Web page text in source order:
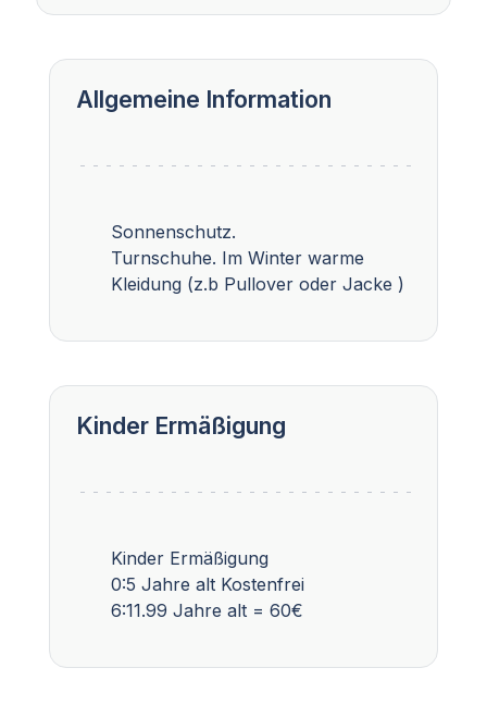
Allgemeine Information
Sonnenschutz.
Turnschuhe. Im Winter warme
Kleidung (z.b Pullover oder Jacke )
Kinder Ermäßigung
Kinder Ermäßigung
0:5 Jahre alt Kostenfrei
6:11.99 Jahre alt = 60€